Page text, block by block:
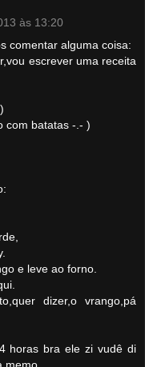
às 13:20
comentar alguma coisa:
escrever uma receita
com batatas -.- )
e leve ao forno.
dizer,o vrango,pá
horas bra ele zi vudê di